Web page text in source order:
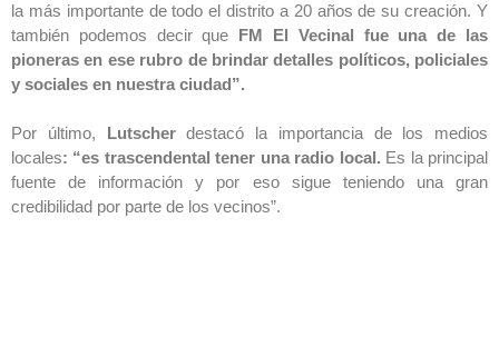
la más importante de todo el distrito a 20 años de su creación. Y
también podemos decir que FM El Vecinal fue una de las
pioneras en ese rubro de brindar detalles políticos, policiales
y sociales en nuestra ciudad”.
Por último, Lutscherdestacó la importancia de los medios
locales: “es trascendental tener una radio local. Es la principal
fuente de información y por eso sigue teniendo una gran
credibilidad por parte de los vecinos”.